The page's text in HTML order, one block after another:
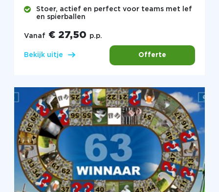
Stoer, actief en perfect voor teams met lef
en spierballen
Vanaf € 27,50 p.p.
Bekijk uitje Offerte